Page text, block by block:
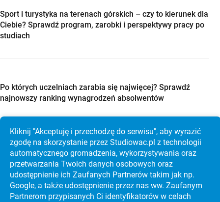
Sport i turystyka na terenach górskich – czy to kierunek dla
Ciebie? Sprawdź program, zarobki i perspektywy pracy po
studiach
Po których uczelniach zarabia się najwięcej? Sprawdź
najnowszy ranking wynagrodzeń absolwentów
Studia w Holandii po maturze? Sprawdź Maastricht
University, koszty i rekrutację krok po kroku
Kliknij "Akceptuję i przechodzę do serwisu", aby wyrazić
zgodę na skorzystanie przez Studiowac.pl z technologii
automatycznego gromadzenia, wykorzystywania oraz
przetwarzania Twoich danych osobowych oraz
udostępnienie ich Zaufanych Partnerów takim jak np.
Google, a także udostępnienie przez nas ww. Zaufanym
Partnerom przypisanych Ci identyfikatorów w celach